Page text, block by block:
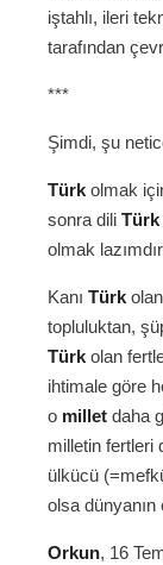
iştahlı, ileri
tarafından
***
Şimdi, şu
Türk olmak
sonra dili Türk
olmak
Kanı Türk
topluluktan,
Türk olan
ihtimale göre
o millet daha
milletin fertleri
ülkücü
olsa dünyanın
Orkun, 16